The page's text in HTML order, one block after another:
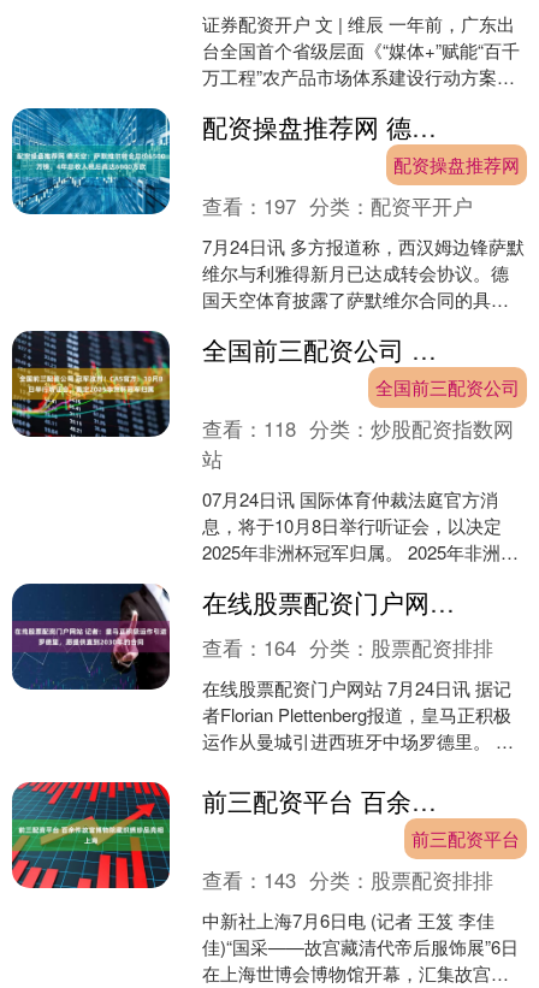
证券配资开户 文 | 维辰 一年前，广东出
台全国首个省级层面《“媒体+”赋能“百千
万工程”农产品市场体系建设行动方案
+....
配资操盘推荐网 德天空：萨默维尔转会总价6500万镑，4年总收入税后高达6800万欧
配资操盘推荐网
查看： 197 分类：配资平开户
7月24日讯 多方报道称，西汉姆边锋萨默
维尔与利雅得新月已达成转会协议。德
国天空体育披露了萨默维尔合同的具体
新月最高可赚取1....
全国前三配资公司 冠军改判！CAS官方：10月8日举行听证会，裁定2025非洲杯冠军归属
全国前三配资公司
查看： 118 分类：炒股配资指数网
站
07月24日讯 国际体育仲裁法庭官方消
息，将于10月8日举行听证会，以决定
2025年非洲杯冠军归属。 2025年非洲杯
冠，摩....
在线股票配资门户网站 记者：皇马正积极运作引进罗德里，愿提供直到2030年的合同
查看： 164 分类： 股票配资排排
在线股票配资门户网站 7月24日讯 据记
者Florian Plettenberg报道，皇马正积极
运作从曼城引进西班牙中场罗德里。 罗
前三配资平台 百余件故宫博物院藏织绣珍品亮相上海
前三配资平台
查看： 143 分类： 股票配资排排
中新社上海7月6日电 (记者 王笈 李佳
佳)“国采——故宫藏清代帝后服饰展”6日
在上海世博会博物馆开幕，汇集故宫博